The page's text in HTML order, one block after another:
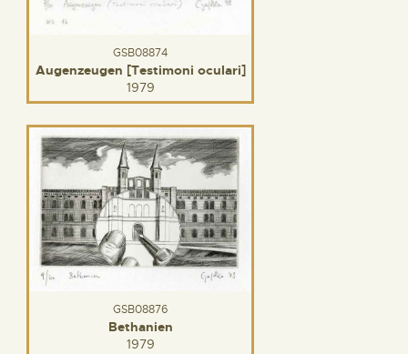
GSB08874
Augenzeugen [Testimoni oculari]
1979
GSB08876
Bethanien
1979